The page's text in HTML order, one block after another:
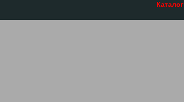
Каталог